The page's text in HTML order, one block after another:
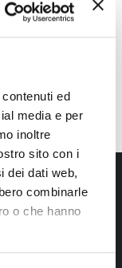
ed
media e per
inoltre
sito con i
dei dati web,
combinarle
o che hanno
acquisto online!